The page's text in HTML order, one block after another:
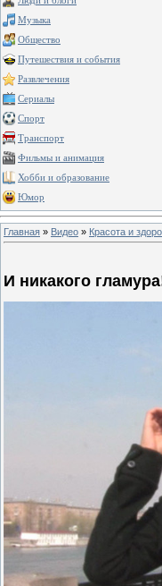
Музыка
Общество
Путешествия и события
Развлечения
Сериалы
Спорт
Транспорт
Фильмы и анимация
Хобби и образование
Юмор
Главная » Видео » Красота и
И никакого